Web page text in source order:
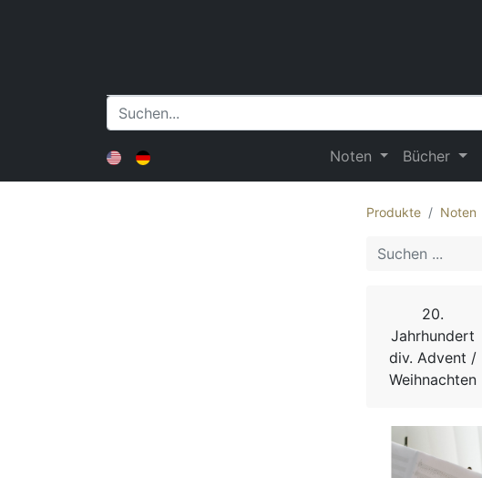
Noten Bücher
Produkte Noten
20.
Jahrhundert
div. Advent /
Weihnachten